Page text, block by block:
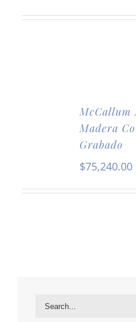
McCallum
Madera
Grabado
$75,240.00